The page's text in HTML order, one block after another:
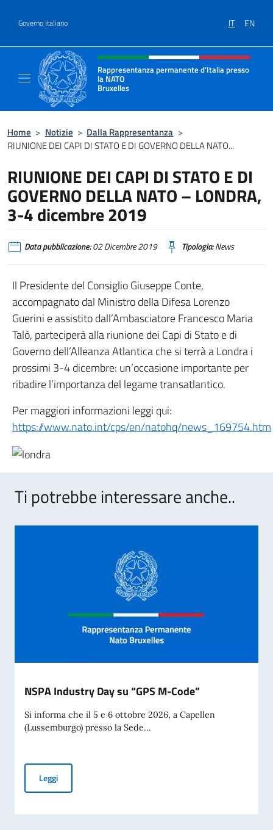
Governo Italiano IT EN
Intestazione sito, social e menù
Rappresentanza permanente d’Italia presso
la NATO
Bruxelles
Il sito ufficiale della Rappresentanza
Home > Notizie > Dalla Rappresentanza >
RIUNIONE DEI CAPI DI STATO E DI GOVERNO DELLA NATO...
RIUNIONE DEI CAPI DI STATO E DI
GOVERNO DELLA NATO – LONDRA,
3-4 dicembre 2019
Data pubblicazione:02 Dicembre 2019 Tipologia:News
Il Presidente del Consiglio Giuseppe Conte,
accompagnato dal Ministro della Difesa Lorenzo
Guerini e assistito dall’Ambasciatore Francesco Maria
Talò, parteciperà alla riunione dei Capi di Stato e di
Governo dell’Alleanza Atlantica che si terrà a Londra i
prossimi 3-4 dicembre: un’occasione importante per
ribadire l’importanza del legame transatlantico.
Per maggiori informazioni leggi qui:
https://www.nato.int/cps/en/natohq/news_169754.htm
Ti potrebbe interessare anche..
NSPA Industry Day su “GPS M-Code”
Si informa che il 5 e 6 ottobre 2026, a Capellen
(Lussemburgo) presso la Sede...
LeggiNSPA Industry Day su “GPS M-Code”